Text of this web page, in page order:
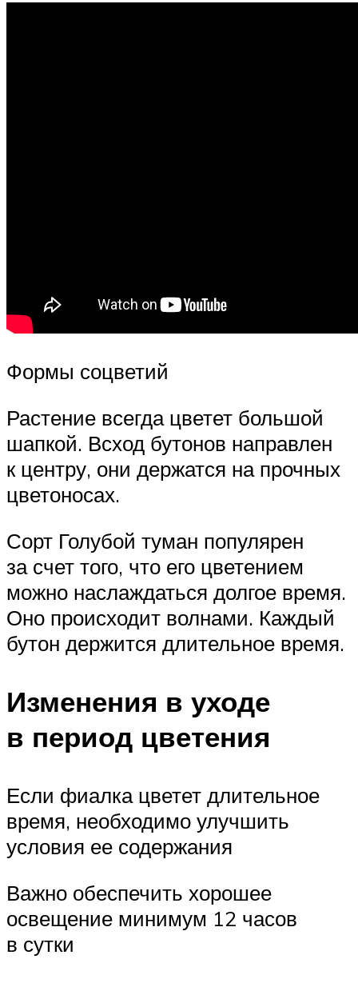
Формы соцветий
Растение всегда цветет большой
шапкой. Всход бутонов направлен
к центру, они держатся на прочных
цветоносах.
Сорт Голубой туман популярен
за счет того, что его цветением
можно наслаждаться долгое время.
Оно происходит волнами. Каждый
бутон держится длительное время.
Изменения в уходе
в период цветения
Если фиалка цветет длительное
время, необходимо улучшить
условия ее содержания
Важно обеспечить хорошее
освещение минимум 12 часов
в сутки